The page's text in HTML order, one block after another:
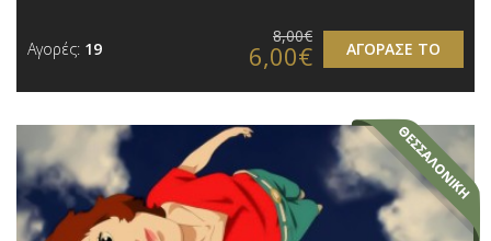
Αγορές: 19 ΑΓΟΡΑΣΕ ΤΟ
8,00€
6,00€